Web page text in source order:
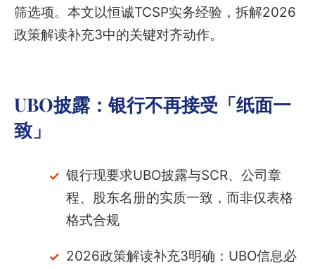
筛选项。本文以恒诚TCSP实务经验，拆解2026
政策解读补充3中的关键对齐动作。
UBO披露：银行不再接受「纸面一
致」
银行现要求UBO披露与SCR、公司章
程、股东名册的实质一致，而非仅表格
格式合规
2026政策解读补充3明确：UBO信息必